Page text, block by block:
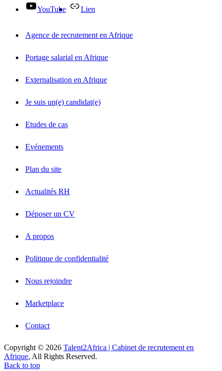
YouTube
Lien
Agence de recrutement en Afrique
Portage salarial en Afrique
Externalisation en Afrique
Je suis un(e) candidat(e)
Etudes de cas
Evénements
Plan du site
Actualités RH
Déposer un CV
A propos
Politique de confidentialité
Nous rejoindre
Marketplace
Contact
Copyright © 2026 Talent2Africa | Cabinet de recrutement en
Afrique, All Rights Reserved.
Back to top